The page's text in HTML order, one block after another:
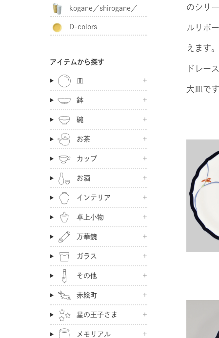
のシリ
ルリボ
えます
ドレー
大皿です
kogane／shirogane／
akaganeD-colors
アイテムから探す
皿
鉢
碗
お茶
カップ
お酒
インテリア
卓上小物
万華鏡
ガラス
その他
赤絵町
星の王子さま
メモリアル